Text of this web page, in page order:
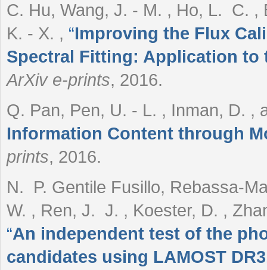
C. Hu, Wang, J. - M. , Ho, L. C. ,
K. - X. , “Improving the Flux
Spectral Fitting: Application to
ArXiv e-prints, 2016.
Q. Pan, Pen, U. - L. , Inman, D. ,
Information Content through
prints, 2016.
N. P. Gentile Fusillo, Rebassa-
W. , Ren, J. J. , Koester, D. ,
“An independent test of the
candidates using LAMOST